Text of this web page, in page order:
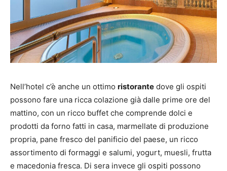
Nell’hotel c’è anche un ottimo ristorante dove gli ospiti
possono fare una ricca colazione già dalle prime ore del
mattino, con un ricco buffet che comprende dolci e
prodotti da forno fatti in casa, marmellate di produzione
propria, pane fresco del panificio del paese, un ricco
assortimento di formaggi e salumi, yogurt, muesli, frutta
e macedonia fresca. Di sera invece gli ospiti possono